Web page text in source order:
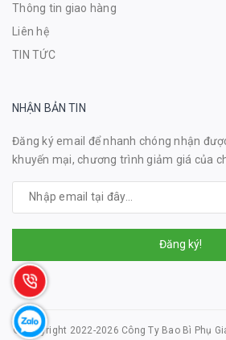
Thông tin giao hàng
Liên hệ
TIN TỨC
NHẬN BẢN TIN
Đăng ký email để nhanh chóng nhận
khuyến mại, chương trình giảm giá của
Đăng ký!
© Copyright 2022-2026 Công Ty Bao Bì Phụ